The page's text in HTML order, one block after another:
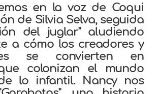
en la voz de Coqui
de Silvia Selva, seguida
del juglar" aludiendo
a cómo los creadores y
se convierten en
colonizan el mundo
lo infantil. Nancy nos